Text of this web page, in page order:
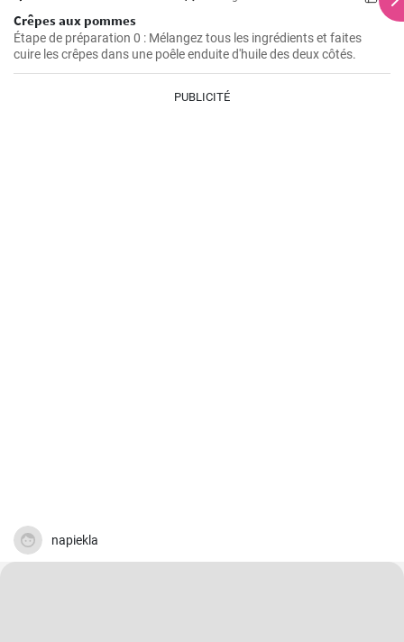
Crêpes aux pommes
Étape de préparation 0 : Mélangez tous les ingrédients et faites
cuire les crêpes dans une poêle enduite d'huile des deux côtés.
PUBLICITÉ
napiekla